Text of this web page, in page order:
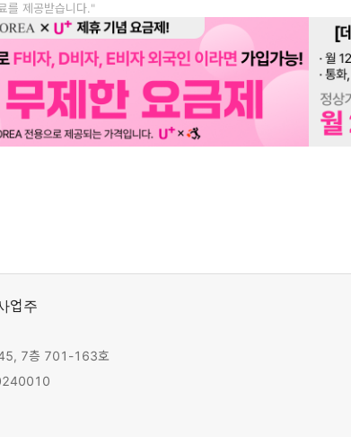
를 제공받습니다."
업주
45, 7층 701-163호